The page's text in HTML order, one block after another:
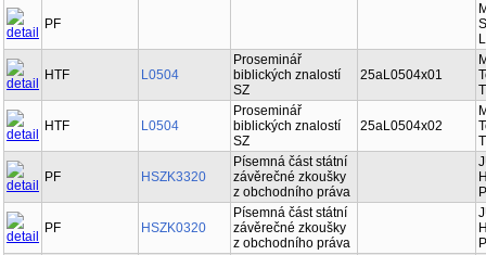
PF
HTF L0504
Proseminář
biblických znalostí
SZ
25aL0504x01
HTF L0504
Proseminář
biblických znalostí
SZ
25aL0504x02
PF HSZK3320
Písemná část státní
závěrečné zkoušky
z obchodního práva
PF HSZK0320
Písemná část státní
závěrečné zkoušky
z obchodního práva